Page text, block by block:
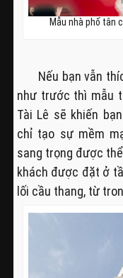
Mẫu nhà phố tân
Nếu bạn vẫn
như trước thì mẫu
Tài Lê sẽ khiến
chỉ tạo sự mềm
sang trọng được
khách được đặt ở
lối cầu thang, từ